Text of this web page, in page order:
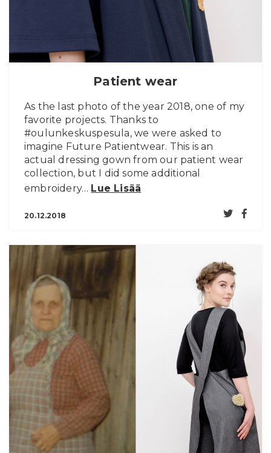
Patient wear
As the last photo of the year 2018, one of my
favorite projects. Thanks to
#oulunkeskuspesula, we were asked to
imagine Future Patientwear. This is an
actual dressing gown from our patient wear
collection, but I did some additional
embroidery… Lue Lisää
20.12.2018